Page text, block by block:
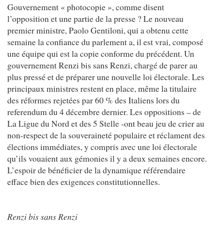
Gouvernement « photocopie », comme disent
l’opposition et une partie de la presse ? Le nouveau
premier ministre, Paolo Gentiloni, qui a obtenu cette
semaine la confiance du parlement a, il est vrai, composé
une équipe qui est la copie conforme du précédent. Un
gouvernement Renzi bis sans Renzi, chargé de parer au
plus pressé et de préparer une nouvelle loi électorale. Les
principaux ministres restent en place, même la titulaire
des réformes rejetées par 60 % des Italiens lors du
referendum du 4 décembre dernier. Les oppositions – de
La Ligue du Nord et des 5 Stelle -ont beau jeu de crier au
non-respect de la souveraineté populaire et réclament des
élections immédiates, y compris avec une loi électorale
qu’ils vouaient aux gémonies il y a deux semaines encore.
L’espoir de bénéficier de la dynamique référendaire
efface bien des exigences constitutionnelles.
Renzi bis sans Renzi